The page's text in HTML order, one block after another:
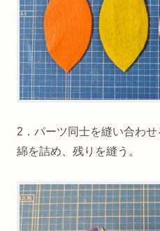
2．パーツ同士を縫い合わ
綿を詰め、残りを縫う。